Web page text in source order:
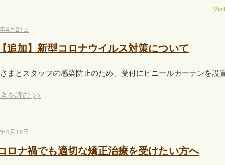
4月21日
【追加】新型コロナウイルス対策について
まとスタッフの感染防止のため、受付にビニールカーテンを設
を読む >>
4月16日
ロナ禍でも適切な矯正治療を受けたい方へ